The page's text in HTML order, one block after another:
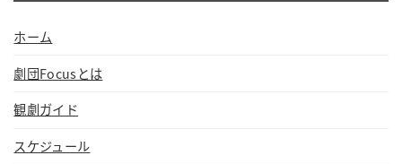
ホーム
劇団Focusとは
観劇ガイド
スケジュール